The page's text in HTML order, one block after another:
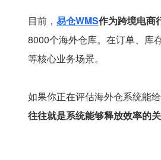
目前， 易仓WMS作为跨境电商
8000个海外仓库。在订单、库
等核心业务场景。
如果你正在评估海外仓系统能
往往就是系统能够释放效率的关